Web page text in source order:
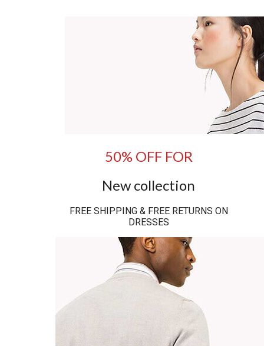
50% OFF FOR
New collection
FREE SHIPPING & FREE RETURNS ON
DRESSES